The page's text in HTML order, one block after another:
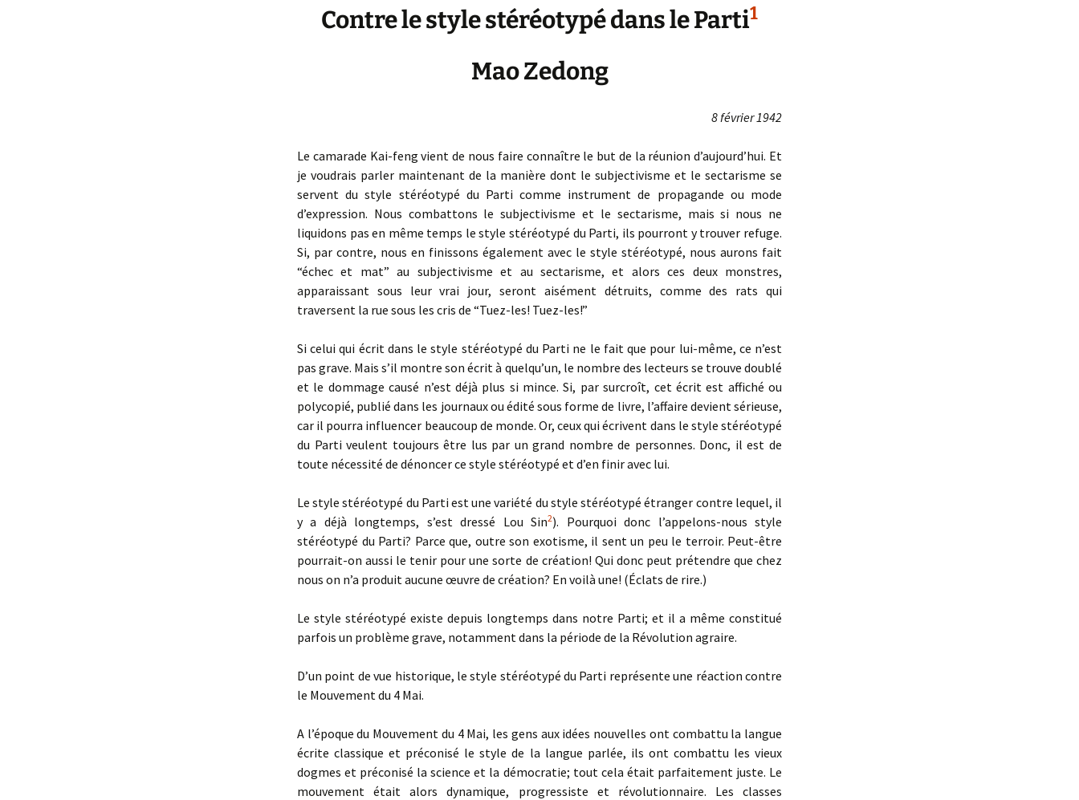
Contre le style stéréotypé dans le Parti1
Mao Zedong
8 février 1942
Le camarade Kai-feng vient de nous faire connaître le but de la réunion d’aujourd’hui. Et
je voudrais parler maintenant de la manière dont le subjectivisme et le sectarisme se
servent du style stéréotypé du Parti comme instrument de propagande ou mode
d’expression. Nous combattons le subjectivisme et le sectarisme, mais si nous ne
liquidons pas en même temps le style stéréotypé du Parti, ils pourront y trouver refuge.
Si, par contre, nous en finissons également avec le style stéréotypé, nous aurons fait
“échec et mat” au subjectivisme et au sectarisme, et alors ces deux monstres,
apparaissant sous leur vrai jour, seront aisément détruits, comme des rats qui
traversent la rue sous les cris de “Tuez-les! Tuez-les!”
Si celui qui écrit dans le style stéréotypé du Parti ne le fait que pour lui-même, ce n’est
pas grave. Mais s’il montre son écrit à quelqu’un, le nombre des lecteurs se trouve doublé
et le dommage causé n’est déjà plus si mince. Si, par surcroît, cet écrit est affiché ou
polycopié, publié dans les journaux ou édité sous forme de livre, l’affaire devient sérieuse,
car il pourra influencer beaucoup de monde. Or, ceux qui écrivent dans le style stéréotypé
du Parti veulent toujours être lus par un grand nombre de personnes. Donc, il est de
toute nécessité de dénoncer ce style stéréotypé et d’en finir avec lui.
Le style stéréotypé du Parti est une variété du style stéréotypé étranger contre lequel, il
y a déjà longtemps, s’est dressé Lou Sin2). Pourquoi donc l’appelons-nous style
stéréotypé du Parti? Parce que, outre son exotisme, il sent un peu le terroir. Peut-être
pourrait-on aussi le tenir pour une sorte de création! Qui donc peut prétendre que chez
nous on n’a produit aucune œuvre de création? En voilà une! (Éclats de rire.)
Le style stéréotypé existe depuis longtemps dans notre Parti; et il a même constitué
parfois un problème grave, notamment dans la période de la Révolution agraire.
D’un point de vue historique, le style stéréotypé du Parti représente une réaction contre
le Mouvement du 4 Mai.
A l’époque du Mouvement du 4 Mai, les gens aux idées nouvelles ont combattu la langue
écrite classique et préconisé le style de la langue parlée, ils ont combattu les vieux
dogmes et préconisé la science et la démocratie; tout cela était parfaitement juste. Le
mouvement était alors dynamique, progressiste et révolutionnaire. Les classes